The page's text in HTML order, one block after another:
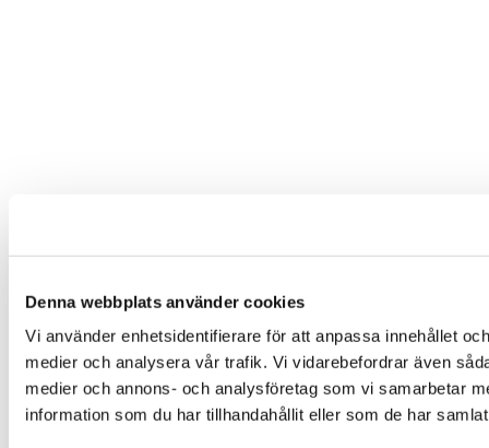
Denna webbplats använder cookies
Vi använder enhetsidentifierare för att anpassa innehållet
medier och analysera vår trafik. Vi vidarebefordrar även
medier och annons- och analysföretag som vi samarbetar
information som du har tillhandahållit eller som de har